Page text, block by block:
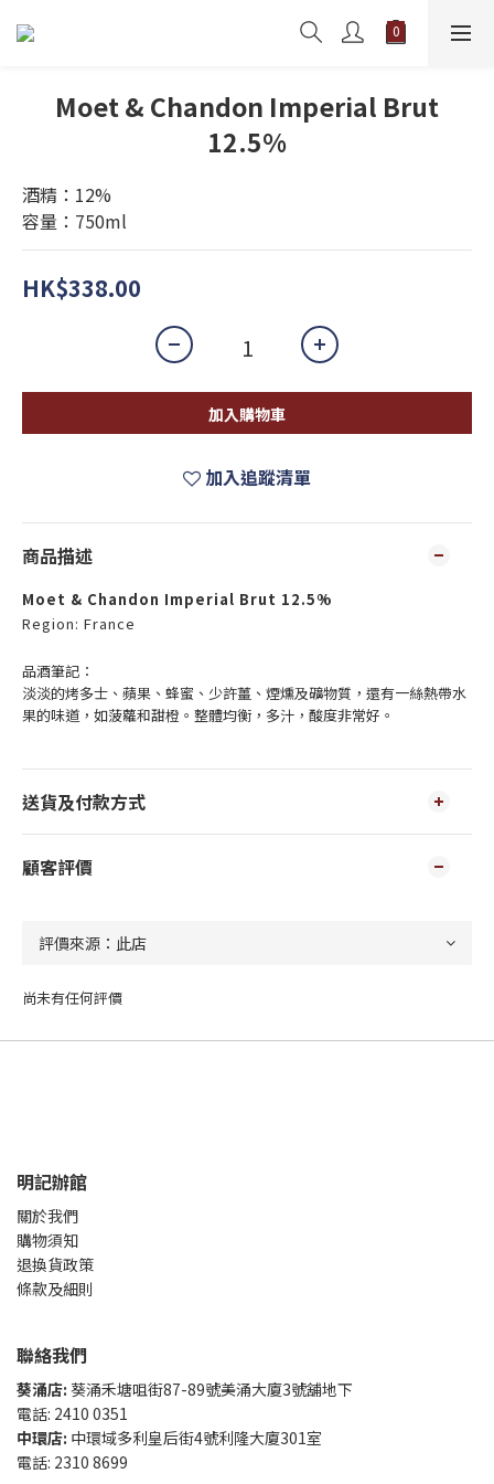
Moet & Chandon Imperial Brut
12.5%
酒精：12%
容量：750ml
HK$338.00
加入購物車
加入追蹤清單
商品描述
Moet & Chandon Imperial Brut 12.5%
Region: France
品酒筆記：
淡淡的烤多士、蘋果、蜂蜜、少許薑、煙燻及礦物質，還有一絲熱帶水
果的味道，如菠蘿和甜橙。整體均衡，多汁，酸度非常好。
送貨及付款方式
顧客評價
尚未有任何評價
明記辦館
關於我們
購物須知
退換貨政策
條款及細則
聯絡我們
葵涌店: 葵涌禾塘咀街87-89號美涌大廈3號舖地下
電話: 2410 0351
中環店: 中環域多利皇后街4號利隆大廈301室
電話: 2310 8699